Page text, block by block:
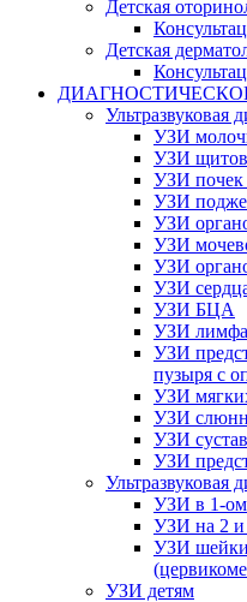
Детская
Детская
Ультразвуковая
УЗИ
УЗИ
УЗИ почек
УЗИ
УЗИ
УЗИ
УЗИ
УЗИ
УЗИ БЦА
УЗИ
УЗИ
пузыря с
УЗИ
УЗИ
УЗИ
УЗИ
Ультразвуковая
УЗИ в 1-ом
УЗИ на 2 и
УЗИ шейки
УЗИ детям